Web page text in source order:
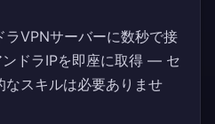
ラVPNサーバーに数秒で接
ドラIPを即座に取得 — セ
なスキルは必要ありませ